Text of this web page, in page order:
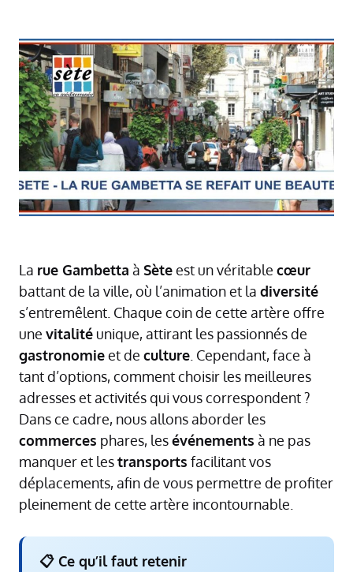
La rue Gambetta à Sèteest un véritable cœur
battant de la ville, où l’animation et la diversité
s’entremêlent. Chaque coin de cette artère offre
une vitalité unique, attirant les passionnés de
gastronomieet de culture . Cependant, face à
tant d’options, comment choisir les meilleures
adresses et activités qui vous correspondent ?
Dans ce cadre, nous allons aborder les
commerces phares, lesévénements à ne pas
manquer et lestransports facilitant vos
déplacements, afin de vous permettre de profiter
pleinement de cette artère incontournable.
📋 Ce qu’il faut retenir